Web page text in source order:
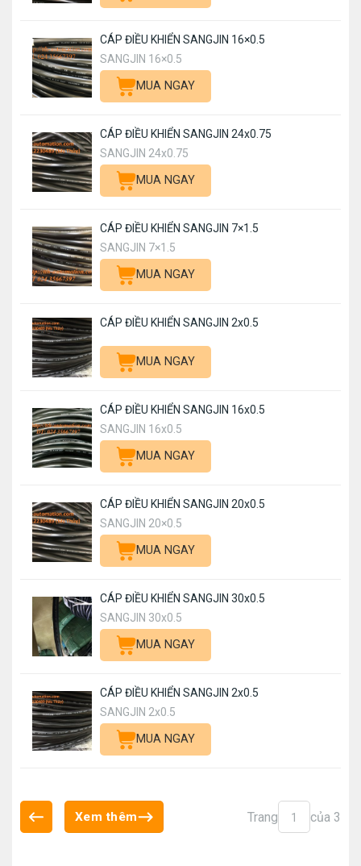
CÁP ĐIỀU KHIỂN SANGJIN 16×0.5
SANGJIN 16×0.5
MUA NGAY
CÁP ĐIỀU KHIỂN SANGJIN 24x0.75
SANGJIN 24x0.75
MUA NGAY
CÁP ĐIỀU KHIỂN SANGJIN 7×1.5
SANGJIN 7×1.5
MUA NGAY
CÁP ĐIỀU KHIỂN SANGJIN 2x0.5
MUA NGAY
CÁP ĐIỀU KHIỂN SANGJIN 16x0.5
SANGJIN 16x0.5
MUA NGAY
CÁP ĐIỀU KHIỂN SANGJIN 20x0.5
SANGJIN 20×0.5
MUA NGAY
CÁP ĐIỀU KHIỂN SANGJIN 30x0.5
SANGJIN 30x0.5
MUA NGAY
CÁP ĐIỀU KHIỂN SANGJIN 2x0.5
SANGJIN 2x0.5
MUA NGAY
Xem thêm Trang 1 của 3